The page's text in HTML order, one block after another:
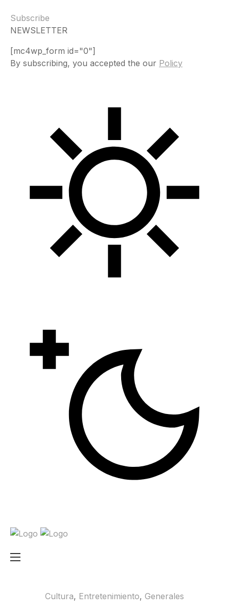
Subscribe
NEWSLETTER
[mc4wp_form id="0"]
By subscribing, you accepted the our Policy
Cultura, Entretenimiento, Generales